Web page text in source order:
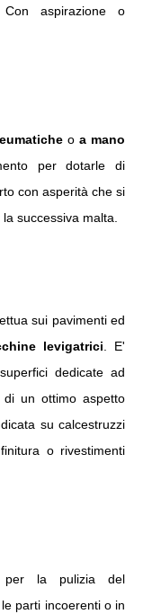
aspirazione o
o a mano
per dotarle di
con asperità che si
successiva malta.
sui pavimenti ed
levigatrici. E'
dedicate ad
un ottimo aspetto
su calcestruzzi
o rivestimenti
per la pulizia del
parti incoerenti o in